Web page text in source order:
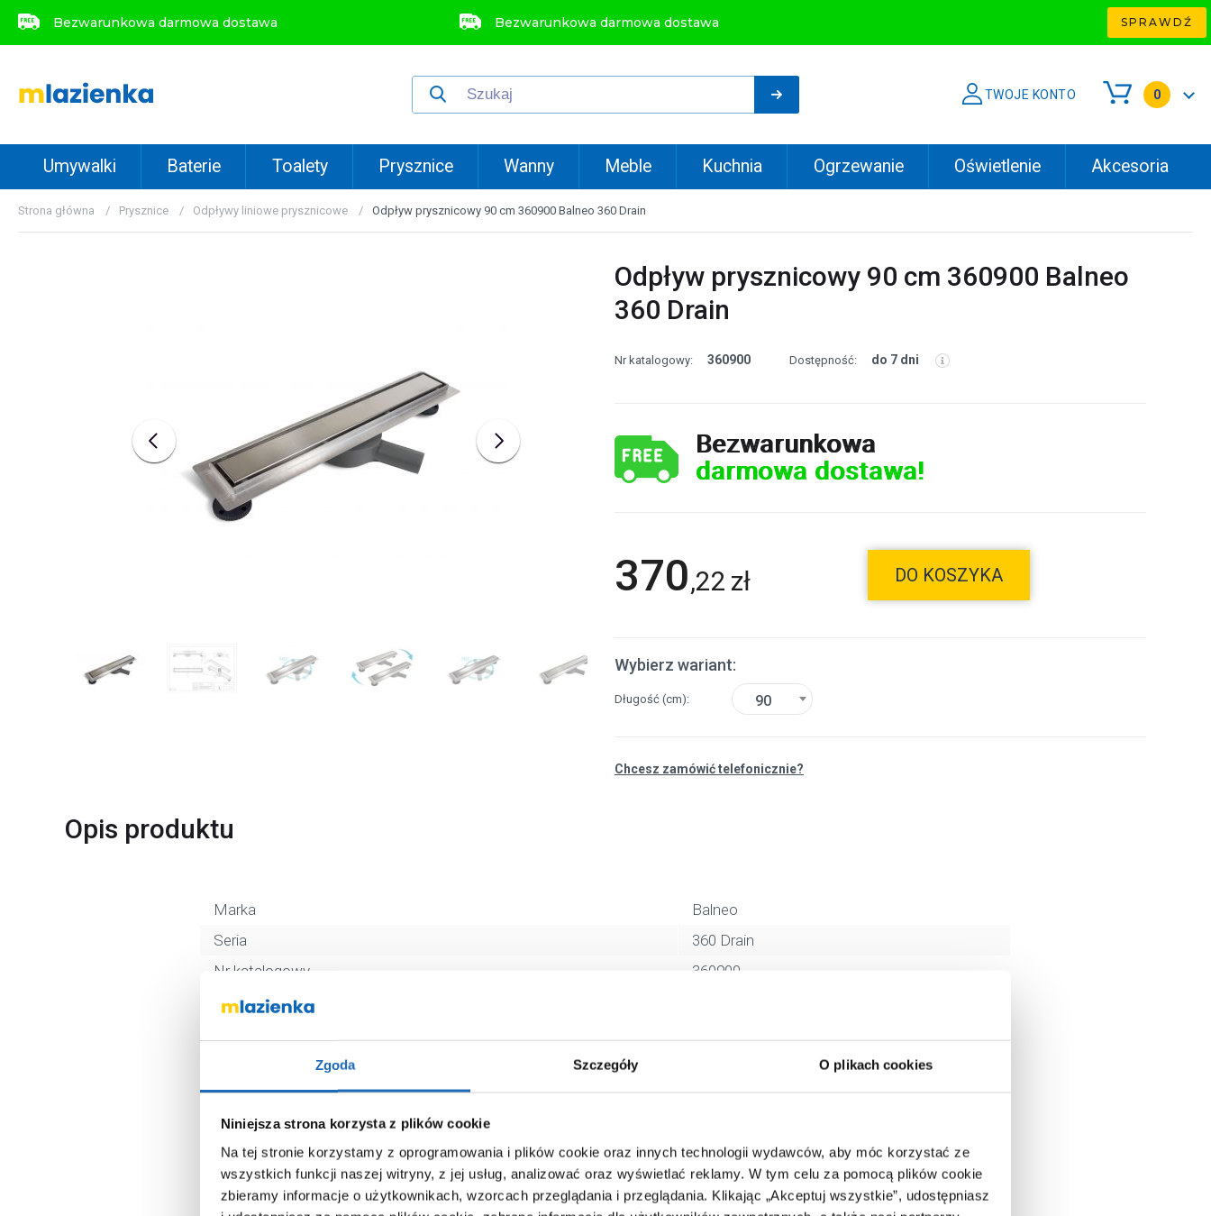
Zgoda Szczegóły O plikach cookies
Niniejsza strona korzysta z plików cookie
Na tej stronie korzystamy z oprogramowania i plików cookie oraz innych technologii wydawców, aby móc korzystać ze
wszystkich funkcji naszej witryny, z jej usług, analizować oraz wyświetlać reklamy. W tym celu za pomocą plików cookie
zbieramy informacje o użytkownikach, wzorcach przeglądania i przeglądania. Klikając „Akceptuj wszystkie”, udostępniasz
Bezwarunkowa darmowa dostawa Bezwarunkowa darmowa dostawa SPRAWDŹ
TWOJE KONTO 0
Umywalki Baterie Toalety Prysznice Wanny Meble Kuchnia Ogrzewanie Oświetlenie Akcesoria
Strona główna Prysznice Odpływy liniowe prysznicowe Odpływ prysznicowy 90 cm 360900 Balneo 360 Drain
Odpływ prysznicowy 90 cm 360900 Balneo
360 Drain
Nr katalogowy: 360900 Dostępność: do 7 dni
Bezwarunkowa
darmowa dostawa!
370,22 zł DO KOSZYKA
Wybierz wariant:
Długość (cm) 90
Chcesz zamówić telefonicznie?
Opis produktu
Marka
Balneo
Seria
360 Drain
Nr katalogowy
360900
Rodzaj
Kod EAN
5907699005475
Wymiary z opakowaniem
Waga z opakowaniem
5,00 kg
Dane producenta
Zobacz